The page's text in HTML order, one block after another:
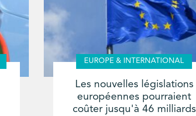
EUROPE & INTERNATIONAL
Les nouvelles législations
européennes pourraient
coûter jusqu'à 46 milliards